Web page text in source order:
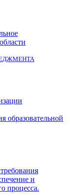
образовательной
и
процесса.